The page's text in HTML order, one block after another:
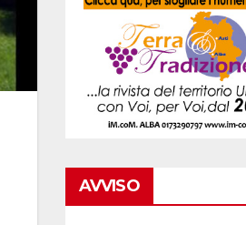
AVVISO